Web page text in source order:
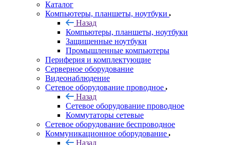
Каталог
Компьютеры, планшеты, ноутбуки
Назад
Компьютеры, планшеты, ноутбуки
Защищенные ноутбуки
Промышленные компьютеры
Периферия и комплектующие
Серверное оборудование
Видеонаблюдение
Сетевое оборудование проводное
Назад
Сетевое оборудование проводное
Коммутаторы сетевые
Сетевое оборудование беспроводное
Коммуникационное оборудование
Назад